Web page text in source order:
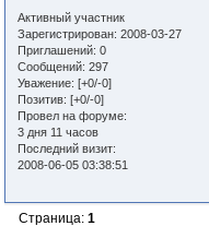
Активный участник
Зарегистрирован: 2008-03-27
Приглашений: 0
Сообщений: 297
Уважение: [+0/-0]
Позитив: [+0/-0]
Провел на форуме:
3 дня 11 часов
Последний визит:
2008-06-05 03:38:51
Страница: 1